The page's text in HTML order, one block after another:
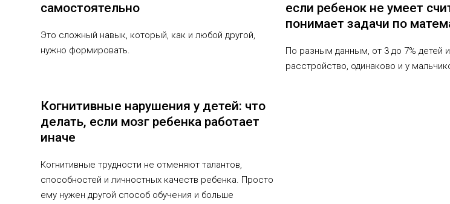
самостоятельно
Это сложный навык, который, как и любой другой,
нужно формировать.
если ребенок не умеет
понимает задачи по
По разным данным, от 3 до 7% детей
расстройство, одинаково и у
Когнитивные нарушения у детей: что
делать, если мозг ребенка работает
иначе
Когнитивные трудности не отменяют талантов,
способностей и личностных качеств ребенка. Просто
ему нужен другой способ обучения и больше